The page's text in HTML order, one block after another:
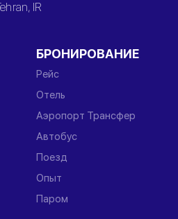
IR
БРОНИРОВАНИЕ
Рейс
Отель
Аэропорт Трансфер
Автобус
Поезд
Опыт
Паром